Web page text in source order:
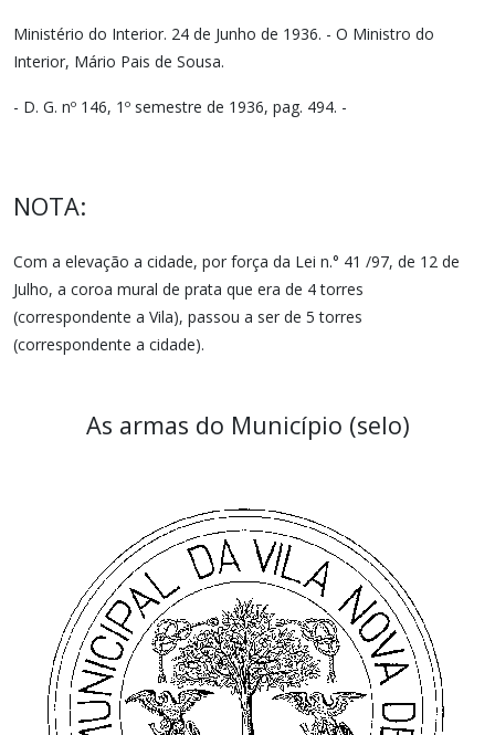
Ministério do Interior. 24 de Junho de 1936. - O Ministro do
Interior, Mário Pais de Sousa.
- D. G. nº 146, 1º semestre de 1936, pag. 494. -
NOTA:
Com a elevação a cidade, por força da Lei n.° 41 /97, de 12 de
Julho, a coroa mural de prata que era de 4 torres
(correspondente a Vila), passou a ser de 5 torres
(correspondente a cidade).
As armas do Município (selo)